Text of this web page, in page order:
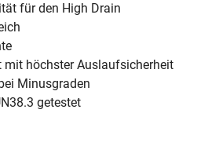
für den High Drain
mit höchster Auslaufsicherheit
Minusgraden
getestet